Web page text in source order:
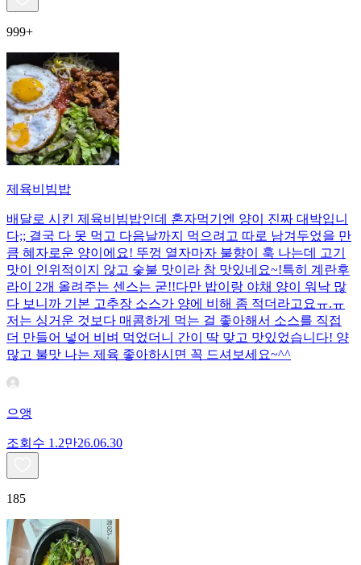
999+
제육비빔밥
배달로 시킨 제육비빔밥인데 혼자먹기엔 양이 진짜 대박입니
다;; 결국 다 못 먹고 다음날까지 먹으려고 따로 남겨두었을 만
큼 혜자로운 양이에요! 뚜껑 열자마자 불향이 훅 나는데 고기
맛이 인위적이지 않고 숯불 맛이라 참 맛있네요~!특히 계란후
라이 2개 올려주는 센스는 굳!! ​다만 밥이랑 야채 양이 워낙 많
다 보니까 기본 고추장 소스가 양에 비해 좀 적더라고요ㅠ.ㅠ
저는 싱거운 것보다 매콤하게 먹는 걸 좋아해서 소스를 직접
더 만들어 넣어 비벼 먹었더니 간이 딱 맞고 맛있었습니다! 양
많고 불맛 나는 제육 좋아하시면 꼭 드셔보세요~^^
으앵
조회수 1.2만26.06.30
185